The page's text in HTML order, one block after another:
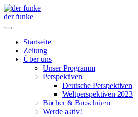
der funke
Startseite
Zeitung
Über uns
Unser Programm
Perspektiven
Deutsche Perspektiven
Weltperspektiven 2023
Bücher & Broschüren
Werde aktiv!